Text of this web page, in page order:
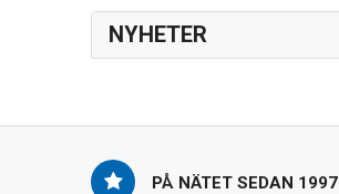
NYHETER
PÅ NÄTET SEDAN 1997